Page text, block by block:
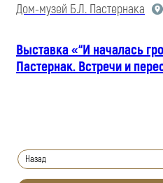
Дом-музей Б.Л. Пастернака
Выставка «“И началась
Пастернак. Встречи и
Назад